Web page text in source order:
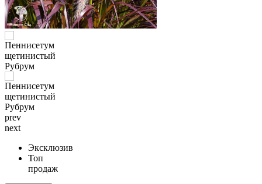
prev
next
Эксклюзив
Топ
продаж